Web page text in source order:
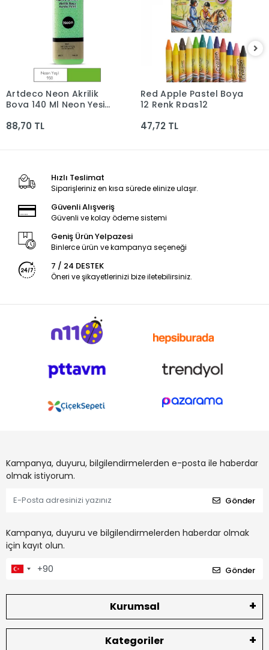
Sepete Ekle
Artdeco Neon Akrilik
Boya 140 Ml Neon Yeşil
88,70 TL
Sepete Ekle
Red Apple Pastel Boya
12 Renk Rpas12
47,72 TL
Hızlı Teslimat
Siparişleriniz en kısa sürede elinize ulaşır.
Güvenli Alışveriş
Güvenli ve kolay ödeme sistemi
Geniş Ürün Yelpazesi
Binlerce ürün ve kampanya seçeneği
7 / 24 DESTEK
Öneri ve şikayetlerinizi bize iletebilirsiniz.
Kampanya, duyuru, bilgilendirmelerden e-posta ile haberdar
olmak istiyorum.
Gönder
Kampanya, duyuru ve bilgilendirmelerden haberdar olmak
için kayıt olun.
Gönder
Kurumsal
Kategoriler